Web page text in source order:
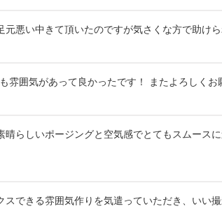
悪い中きて頂いたのですが気さくな方で助け
雰囲気があって良かったです！ またよろしくお
らしいポージングと空気感でとてもスムース
できる雰囲気作りを気遣っていただき、いい